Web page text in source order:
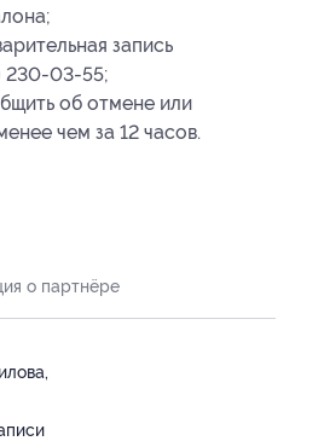
запись
230-03-55;
об отмене или
чем за 12 часов.
о партнёре